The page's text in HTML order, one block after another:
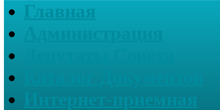
Главная